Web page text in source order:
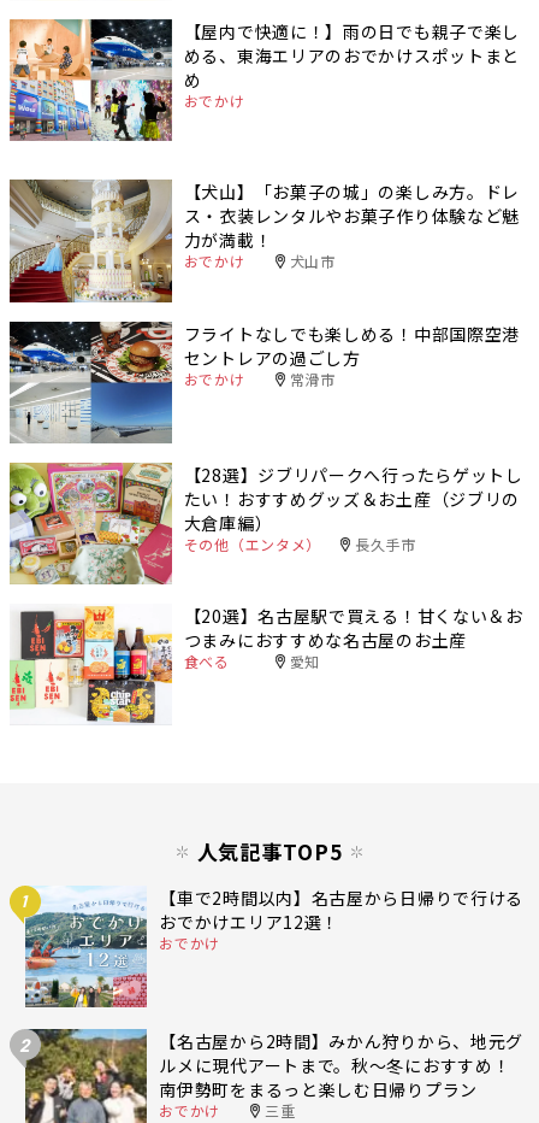
【屋内で快適に！】雨の日でも親子で楽し
める、東海エリアのおでかけスポットまと
め
おでかけ
【犬山】「お菓子の城」の楽しみ方。ドレ
ス・衣装レンタルやお菓子作り体験など魅
力が満載！
おでかけ 犬山市
フライトなしでも楽しめる！中部国際空港
セントレアの過ごし方
おでかけ 常滑市
【28選】ジブリパークへ行ったらゲットし
たい！おすすめグッズ＆お土産（ジブリの
大倉庫編）
その他（エンタメ） 長久手市
【20選】名古屋駅で買える！甘くない＆お
つまみにおすすめな名古屋のお土産
食べる 愛知
人気記事TOP5
1
【車で2時間以内】名古屋から日帰りで行ける
おでかけエリア12選！
おでかけ
2
【名古屋から2時間】みかん狩りから、地元グ
ルメに現代アートまで。秋〜冬におすすめ！
南伊勢町をまるっと楽しむ日帰りプラン
おでかけ 三重